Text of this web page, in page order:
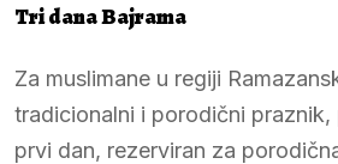
Tri dana Bajrama
Za muslimane u regiji
tradicionalni i porodični
prvi dan, rezerviran za